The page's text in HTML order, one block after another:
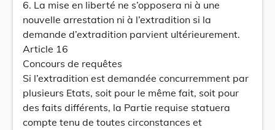
6. La mise en liberté ne s’opposera ni à une
nouvelle arrestation ni à l’extradition si la
demande d’extradition parvient ultérieurement.
Article 16
Concours de requêtes
Si l’extradition est demandée concurremment par
plusieurs Etats, soit pour le même fait, soit pour
des faits différents, la Partie requise statuera
compte tenu de toutes circonstances et